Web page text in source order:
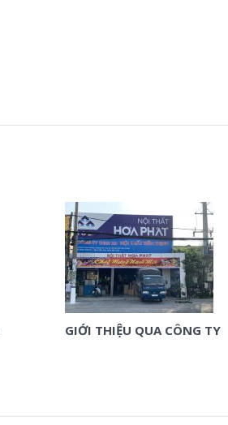
GIỚI THIỆU QUA CÔNG TY